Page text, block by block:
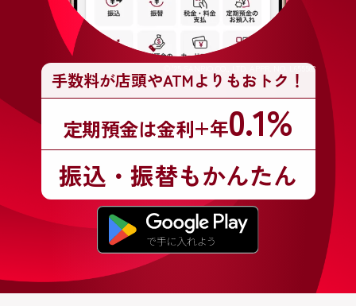
© '25 SANRIO CO., LTD. APPR. NO. L655503
手数料が店頭やATMよりもおトク！
定期預金は金利+年0.1%
振込・振替もかんたん